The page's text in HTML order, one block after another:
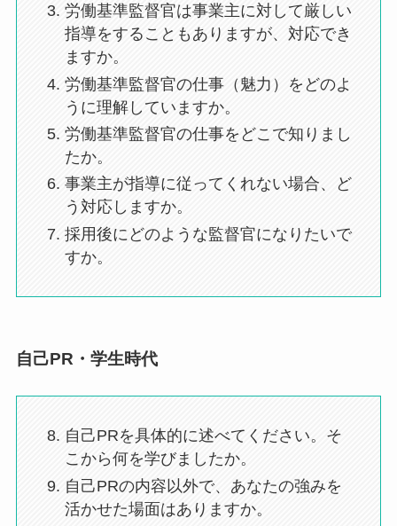
労働基準監督官は事業主に対して厳しい
指導をすることもありますが、対応でき
ますか。
労働基準監督官の仕事（魅力）をどのよ
うに理解していますか。
労働基準監督官の仕事をどこで知りまし
たか。
事業主が指導に従ってくれない場合、ど
う対応しますか。
採用後にどのような監督官になりたいで
すか。
自己PR・学生時代
自己PRを具体的に述べてください。そ
こから何を学びましたか。
自己PRの内容以外で、あなたの強みを
活かせた場面はありますか。